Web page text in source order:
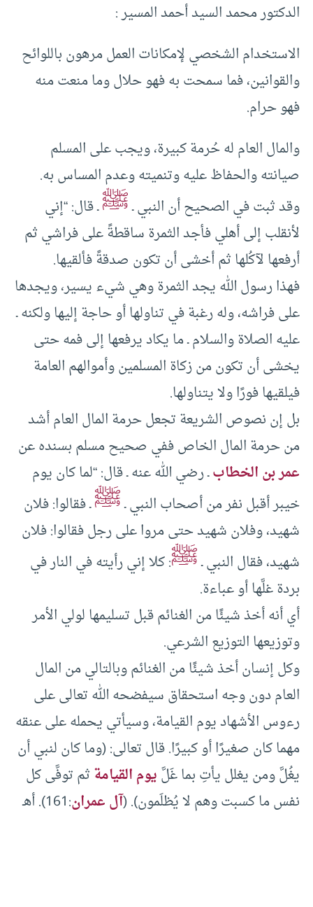
الدكتور محمد السيد أحمد المسير :
الاستخدام الشخصي لإمكانات العمل مرهون باللوائح
والقوانين، فما سمحت به فهو حلال وما منعت منه
فهو حرام.
والمال العام له حُرمة كبيرة، ويجب على المسلم
صيانته والحفاظ عليه وتنميته وعدم المساس به.
وقد ثبت في الصحيح أن النبي ـﷺـ قال: “إني
لأنقلب إلى أهلي فأجد الثمرة ساقطةً على فراشي ثم
أرفعها لآكُلها ثم أخشى أن تكون صدقةً فألقيها.
فهذا رسول الله يجد الثمرة وهي شيء يسير، ويجدها
على فراشه، وله رغبة في تناولها أو حاجة إليها ولكنه ـ
عليه الصلاة والسلام ـ ما يكاد يرفعها إلى فمه حتى
يخشى أن تكون من زكاة المسلمين وأموالهم العامة
فيلقيها فورًا ولا يتناولها.
بل إن نصوص الشريعة تجعل حرمة المال العام أشد
من حرمة المال الخاص ففي صحيح مسلم بسنده عن
عمر بن الخطابـ رضي الله عنه ـ قال: “لما كان يوم
خيبر أقبل نفر من أصحاب النبي ـﷺـ فقالوا: فلان
شهيد، وفلان شهيد حتى مروا على رجل فقالوا: فلان
شهيد، فقال النبي ـﷺ: كلا إني رأيته في النار في
بردة غلَّها أو عباءة.
أي أنه أخذ شيئًا من الغنائم قبل تسليمها لولي الأمر
وتوزيعها التوزيع الشرعي.
وكل إنسان أخذ شيئًا من الغنائم وبالتالي من المال
العام دون وجه استحقاق سيفضحه الله تعالى على
رءوس الأشهاد يوم القيامة، وسيأتي يحمله على عنقه
مهما كان صغيرًا أو كبيرًا. قال تعالى: (وما كان لنبي أن
يغُلَّ ومن يغلل يأتِ بما غَلَّيوم القيامةثم توفَّى كل
نفس ما كسبت وهم لا يُظلَمون). (آل عمران:161). أهـ